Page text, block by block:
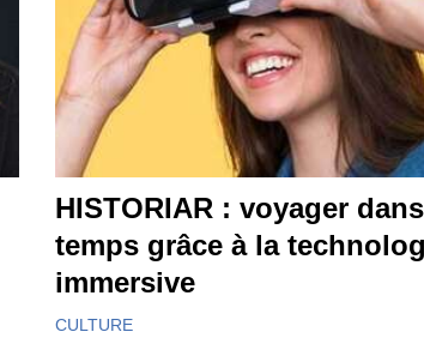
HISTORIAR : voyager
temps grâce à la
immersive
CULTURE